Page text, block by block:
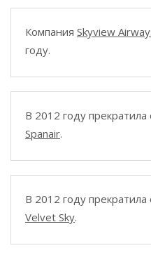
Компания Skyview
году.
В 2012 году
Spanair.
В 2012 году
Velvet Sky.